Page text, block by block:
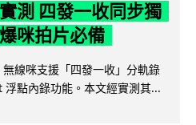
測 四發一收同步獨
咪拍片必備
線咪支援「四發一收」分軌錄
點內錄功能。本文經實測其...